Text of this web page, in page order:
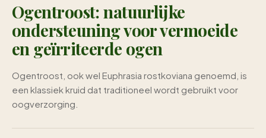
Ogentroost: natuurlijke
ondersteuning voor vermoeide
en geïrriteerde ogen
Ogentroost, ook wel Euphrasia rostkoviana genoemd, is
een klassiek kruid dat traditioneel wordt gebruikt voor
oogverzorging.